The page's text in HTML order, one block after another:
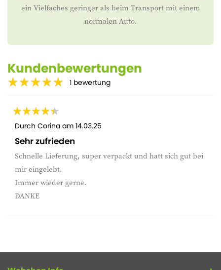
ein Vielfaches geringer als beim Transport mit einem
normalen Auto.
Kundenbewertungen
1 bewertung
Durch Corina am 14.03.25
Sehr zufrieden
Schnelle Lieferung, super verpackt und hatt sich gut bei
mir eingelebt.
Immer wieder gerne.
DANKE